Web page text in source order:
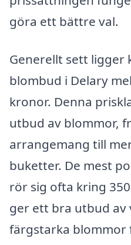
göra ett bättre val.
Generellt sett ligger
blombud i Delary
kronor. Denna
utbud av blommor,
arrangemang till
buketter. De mest
rör sig ofta kring
ger ett bra utbud av
färgstarka blommor